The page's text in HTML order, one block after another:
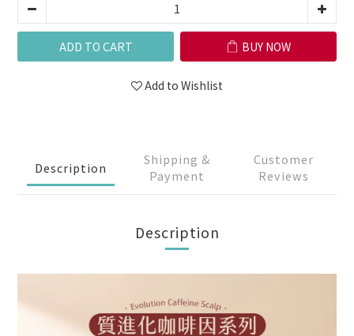
ADD TO CART BUY NOW
Add to Wishlist
Description
Shipping &
Payment
Customer
Reviews
Description